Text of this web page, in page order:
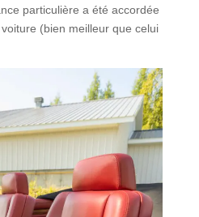
particulière a été accordée
(bien meilleur que celui